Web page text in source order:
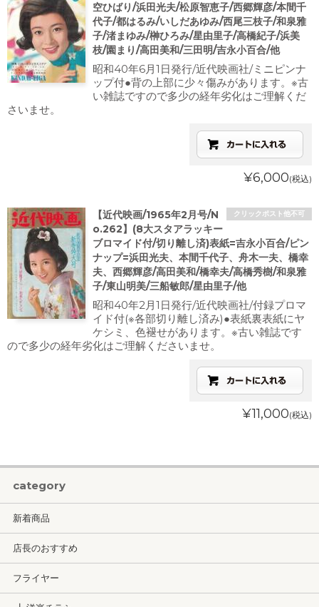
空ひばり/浜田光夫/松原智恵子/西郷輝彦/本間千
代子/都はるみ/いしだあゆみ/西尾三枝子/和泉雅
子/渚まゆみ/榊ひろみ/星由里子/高橋紀子/浜美
枝/園まり/高田美和/三田明/吉永小百合/他
昭和40年6月1日発行/近代映画社/ミニピンナ
ップ付●背の上部に少々傷みがあります。※古
い雑誌ですので多少の経年劣化はご理解くだ
さいませ。
¥6,000(税込)
クリックポスト他不可
【近代映画/1965年2月号/N
o.262】(8大スタアラッキー
ブロマイド付/切り離し済)表紙=吉永小百合/ピン
ナップ=浜田光夫、本間千代子、舟木一夫、橋幸
夫、西郷輝彦/高田美和/橋幸夫/高橋秀樹/和泉雅
子/東山明美/三船敏郎/星由里子/他
昭和40年2月1日発行/近代映画社/付録プロマ
イド付(※各部切り離し済み)●表紙裏表紙にヤ
ケシミ、色褪せがあります。※古い雑誌です
ので多少の経年劣化はご理解くださいませ。
¥11,000(税込)
category
新着商品
店長のおすすめ
フライヤー